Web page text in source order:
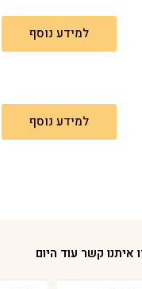
למידע נוסף
למידע נוסף
איתנו קשר עוד היום